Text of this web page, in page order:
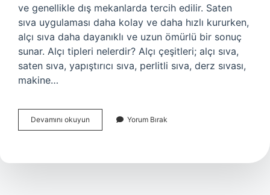
ve genellikle dış mekanlarda tercih edilir. Saten
sıva uygulaması daha kolay ve daha hızlı kururken,
alçı sıva daha dayanıklı ve uzun ömürlü bir sonuç
sunar. Alçı tipleri nelerdir? Alçı çeşitleri; alçı sıva,
saten sıva, yapıştırıcı sıva, perlitli sıva, derz sıvası,
makine…
Devamını okuyun
Alçı
Yorum Bırak